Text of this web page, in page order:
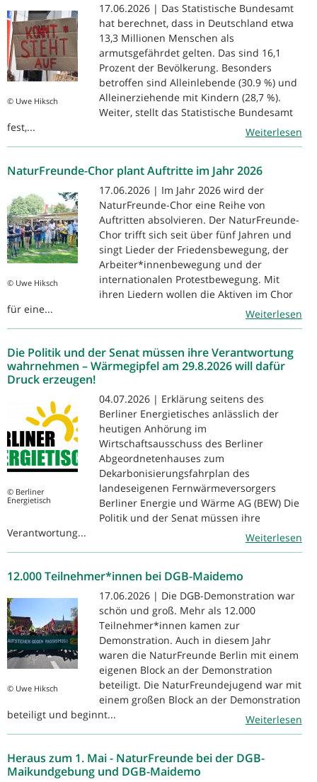
© Uwe Hiksch
17.06.2026 | Das Statistische Bundesamt
hat berechnet, dass in Deutschland etwa
13,3 Millionen Menschen als
armutsgefährdet gelten. Das sind 16,1
Prozent der Bevölkerung. Besonders
betroffen sind Alleinlebende (30.9 %) und
Alleinerziehende mit Kindern (28,7 %).
Weiter, stellt das Statistische Bundesamt
fest,...
Weiterlesen
NaturFreunde-Chor plant Auftritte im Jahr 2026
© Uwe Hiksch
17.06.2026 | Im Jahr 2026 wird der
NaturFreunde-Chor eine Reihe von
Auftritten absolvieren. Der NaturFreunde-
Chor trifft sich seit über fünf Jahren und
singt Lieder der Friedensbewegung, der
Arbeiter*innenbewegung und der
internationalen Protestbewegung. Mit
ihren Liedern wollen die Aktiven im Chor
für eine...
Weiterlesen
Die Politik und der Senat müssen ihre Verantwortung
wahrnehmen – Wärmegipfel am 29.8.2026 will dafür
Druck erzeugen!
© Berliner
Energietisch
04.07.2026 | Erklärung seitens des
Berliner Energietisches anlässlich der
heutigen Anhörung im
Wirtschaftsausschuss des Berliner
Abgeordnetenhauses zum
Dekarbonisierungsfahrplan des
landeseigenen Fernwärmeversorgers
Berliner Energie und Wärme AG (BEW) Die
Politik und der Senat müssen ihre
Verantwortung...
Weiterlesen
12.000 Teilnehmer*innen bei DGB-Maidemo
© Uwe Hiksch
17.06.2026 | Die DGB-Demonstration war
schön und groß. Mehr als 12.000
Teilnehmer*innen kamen zur
Demonstration. Auch in diesem Jahr
waren die NaturFreunde Berlin mit einem
eigenen Block an der Demonstration
beteiligt. Die NaturFreundejugend war mit
einem großen Block an der Demonstration
beteiligt und beginnt...
Weiterlesen
Heraus zum 1. Mai - NaturFreunde bei der DGB-
Maikundgebung und DGB-Maidemo